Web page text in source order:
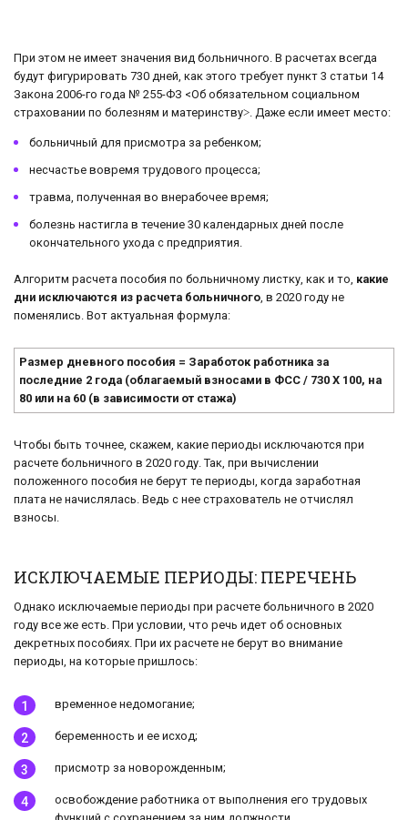
При этом не имеет значения вид больничного. В расчетах всегда
будут фигурировать 730 дней, как этого требует пункт 3 статьи 14
Закона 2006-го года № 255-ФЗ <Об обязательном социальном
страховании по болезням и материнству˃. Даже если имеет место:
больничный для присмотра за ребенком;
несчастье вовремя трудового процесса;
травма, полученная во внерабочее время;
болезнь настигла в течение 30 календарных дней после
окончательного ухода с предприятия.
Алгоритм расчета пособия по больничному листку, как и то, какие
дни исключаются из расчета больничного , в 2020 году не
поменялись. Вот актуальная формула:
Размер дневного пособия = Заработок работника за
последние 2 года (облагаемый взносами в ФСС / 730 X 100, на
80 или на 60 (в зависимости от стажа)
Чтобы быть точнее, скажем, какие периоды исключаются при
расчете больничного в 2020 году. Так, при вычислении
положенного пособия не берут те периоды, когда заработная
плата не начислялась. Ведь с нее страхователь не отчислял
взносы.
ИСКЛЮЧАЕМЫЕ ПЕРИОДЫ: ПЕРЕЧЕНЬ
Однако исключаемые периоды при расчете больничного в 2020
году все же есть. При условии, что речь идет об основных
декретных пособиях. При их расчете не берут во внимание
периоды, на которые пришлось:
временное недомогание;
беременность и ее исход;
присмотр за новорожденным;
освобождение работника от выполнения его трудовых